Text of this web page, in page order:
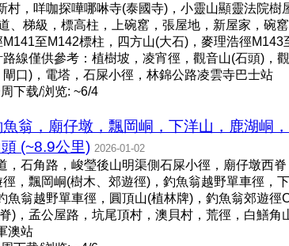
村，咩咖探嘩哪啉寺(泰國寺)，小靈山顯靈法院
、梯級，標高柱，上碗窰，張屋地，新屋家，碗
至M142標柱，四方山(大石)，麥理浩徑
線僅供參考：植樹坡，凌宵徑，觀音山(石頭)，
口)，電塔，石屎小徑，林錦公路凌雲寺巴士站
下载/浏览: ~6/4
翁，廟仔墩，飄岡峒，下洋山，鹿湖峒
(~8.9公里) 2026-01-02
，石角路，峻瑩後山明渠側石屎小徑，廟仔墩西
，飄岡峒(樹木、郊遊徑)，釣魚翁越野單車徑，
魚翁越野單車徑，圓頂山(植林牌)，釣魚翁郊遊
)，孟公屋路，坑尾頂村，澳貝村，荒徑，白鱔
澳站